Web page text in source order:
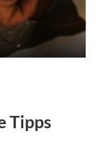
© Stadt Vetschau/Spreewald
Church
6,8 km
Reuden
Tipps